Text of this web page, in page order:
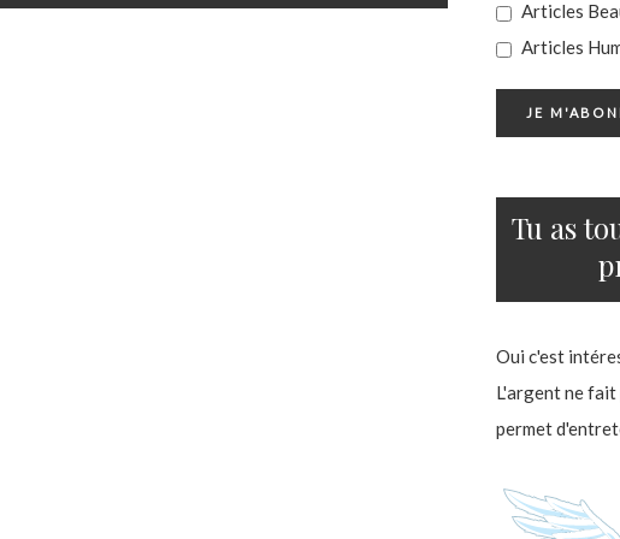
Articles
Articles
Tu as
Oui c'est
L'argent ne fait
permet